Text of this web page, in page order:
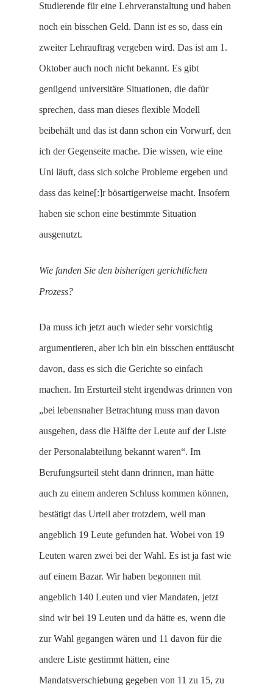
Studierende für eine Lehrveranstaltung und haben
noch ein bisschen Geld. Dann ist es so, dass ein
zweiter Lehrauftrag vergeben wird. Das ist am 1.
Oktober auch noch nicht bekannt. Es gibt
genügend universitäre Situationen, die dafür
sprechen, dass man dieses flexible Modell
beibehält und das ist dann schon ein Vorwurf, den
ich der Gegenseite mache. Die wissen, wie eine
Uni läuft, dass sich solche Probleme ergeben und
dass das keine[:]r bösartigerweise macht. Insofern
haben sie schon eine bestimmte Situation
ausgenutzt.
Wie fanden Sie den bisherigen gerichtlichen
Prozess?
Da muss ich jetzt auch wieder sehr vorsichtig
argumentieren, aber ich bin ein bisschen enttäuscht
davon, dass es sich die Gerichte so einfach
machen. Im Ersturteil steht irgendwas drinnen von
„bei lebensnaher Betrachtung muss man davon
ausgehen, dass die Hälfte der Leute auf der Liste
der Personalabteilung bekannt waren“. Im
Berufungsurteil steht dann drinnen, man hätte
auch zu einem anderen Schluss kommen können,
bestätigt das Urteil aber trotzdem, weil man
angeblich 19 Leute gefunden hat. Wobei von 19
Leuten waren zwei bei der Wahl. Es ist ja fast wie
auf einem Bazar. Wir haben begonnen mit
angeblich 140 Leuten und vier Mandaten, jetzt
sind wir bei 19 Leuten und da hätte es, wenn die
zur Wahl gegangen wären und 11 davon für die
andere Liste gestimmt hätten, eine
Mandatsverschiebung gegeben von 11 zu 15, zu